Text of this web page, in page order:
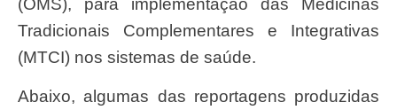
(OMS), para implementação das Medicinas
Tradicionais Complementares e Integrativas
(MTCI) nos sistemas de saúde.
Abaixo, algumas das reportagens produzidas